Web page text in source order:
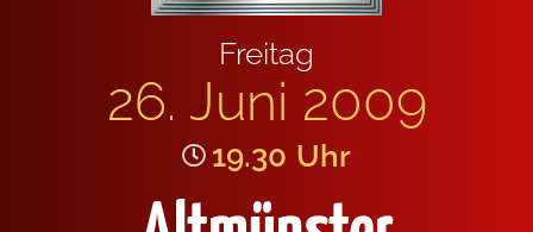
Frei­tag
26. Juni 2009
19.30 Uhr